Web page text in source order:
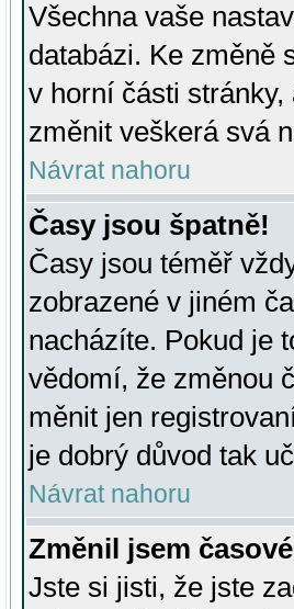
Všechna vaše
databázi. Ke změně
v horní části
změnit veškerá svá
Návrat nahoru
Časy jsou špatně!
Časy jsou téměř
zobrazené v jiném
nacházíte. Pokud je
vědomí, že změnou
měnit jen
je dobrý důvod tak
Návrat nahoru
Změnil jsem
Jste si jisti, že jste